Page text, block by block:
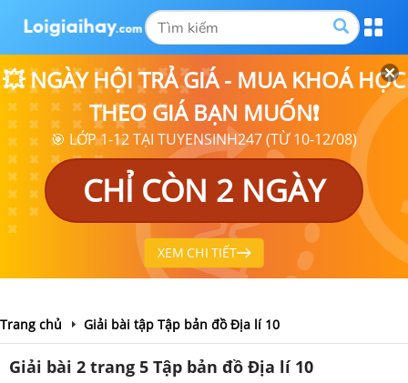
💥 NGÀY HỘI TRẢ GIÁ - MUA KHOÁ HỌC
THEO GIÁ BẠN MUỐN❗
🎯 LỚP 1-12 TẠI TUYENSINH247 (TỪ 10-12/08)
CHỈ CÒN 2 NGÀY
XEM CHI TIẾT
Trang chủ Giải bài tập Tập bản đồ Địa lí 10
Giải bài 2 trang 5 Tập bản đồ Địa lí 10